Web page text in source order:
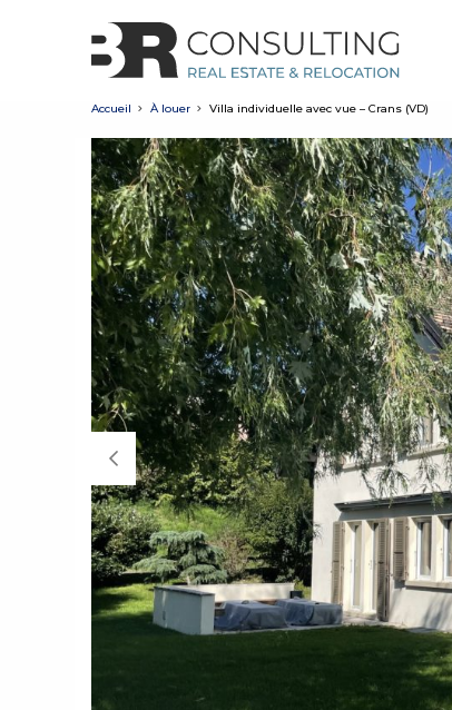
Accueil À louer Villa individuelle avec vue – Crans (VD)
Previous Slide